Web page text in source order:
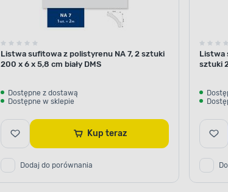
Listwa sufitowa z polistyrenu NA 7, 2 sztuki
200 x 6 x 5,8 cm biały DMS
Dostępne z dostawą
Dostępne w sklepie
Kup teraz
Dodaj do porównania
Listwa
sztuki